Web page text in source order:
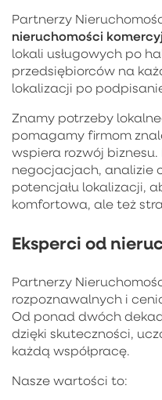
Partnerzy
nieruchomości
lokali usługowych po
przedsiębiorców na
lokalizacji po
Znamy potrzeby
pomagamy firmom
wspiera rozwój
negocjacjach, analizie
potencjału lokalizacji,
komfortowa, ale też
Eksperci od
Partnerzy
rozpoznawalnych i
Od ponad dwóch
dzięki skuteczności,
każdą współpracę.
Nasze wartości to: